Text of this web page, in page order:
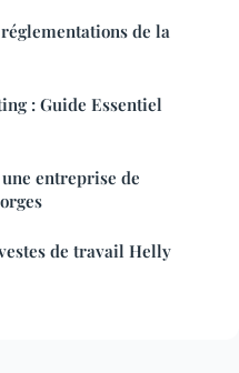
de la
: Guide Essentiel
entreprise de
de travail Helly